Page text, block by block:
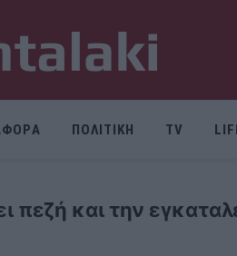
ΠΟΛΙΤΙΚΗ TV
και την